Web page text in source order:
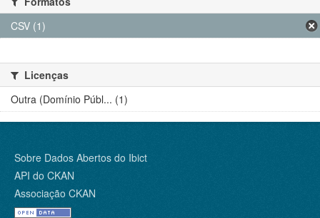
CSV (1)
Licenças
Outra (Domínio Públ... (1)
Sobre Dados Abertos do Ibict
API do CKAN
Associação CKAN